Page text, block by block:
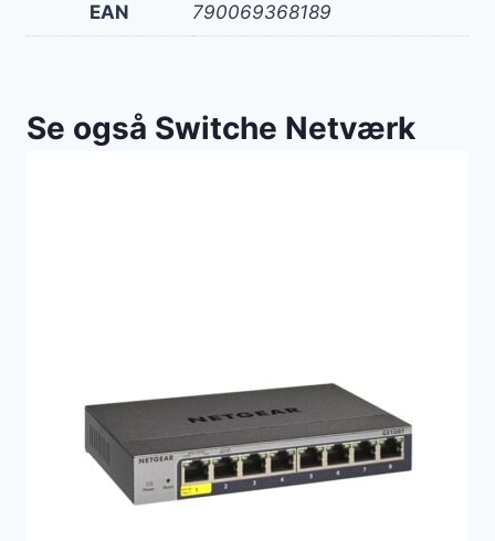
EAN 790069368189
Se også Switche Netværk